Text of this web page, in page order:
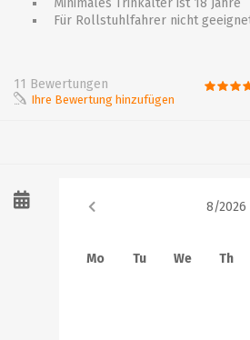
Für Rollstuhlfahrer nicht
11 Bewertungen
Ihre Bewertung hinzufügen
8/2026
Mo Tu We Th